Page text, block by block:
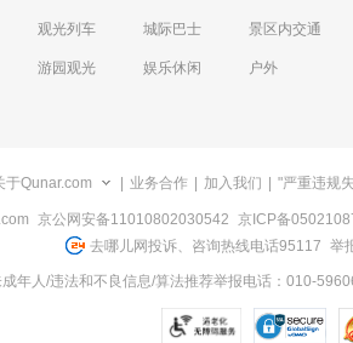
观光列车 城际巴士 景区内交通
游园观光 娱乐休闲 户外
于Qunar.com 业务合作 加入我们 "严重违规
京公网安备11010802030542 京ICP备
去哪儿网投诉、咨询热线电话95117 举
成年人/违法和不良信息/算法推荐举报电话：010-